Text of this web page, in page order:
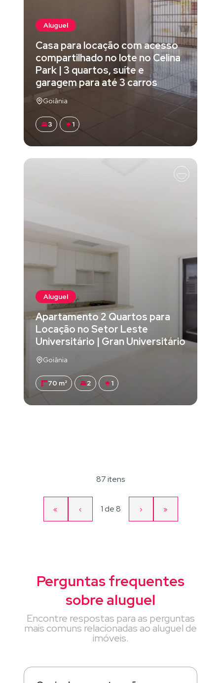
Aluguel
Casa para locação com acesso
compartilhado no lote no Celina
Park | 3 quartos, suíte e
garagem para até 3 carros
Goiânia
3 1
Aluguel
Apartamento 2 Quartos para
Locação no Setor Leste
Universitário | Gran Universitário
Goiânia
70 m² 2 1
87 itens
Primeira
«
Página
‹ Página
1 de8
Próxima
›
Última
»
Perguntas frequentes
sobre aluguel
Encontre respostas para as perguntas
mais comuns relacionadas ao aluguel de
imóveis.